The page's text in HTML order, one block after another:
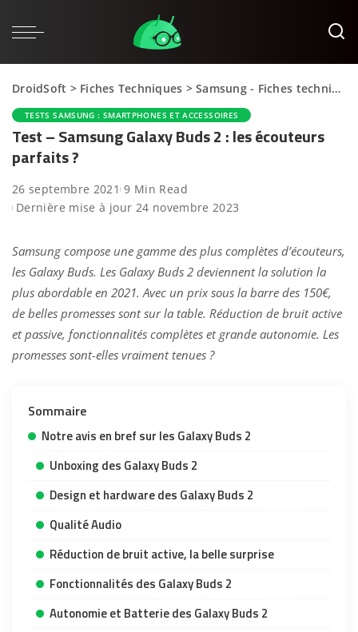
DroidSoft > Fiches Techniques >Samsung - Fiches techniques
TESTS SAMSUNG : SMARTPHONES ET ACCESSOIRES
Test – Samsung Galaxy Buds 2 : les écouteurs
parfaits ?
26 septembre 2021 9 Min Read
Dernière mise à jour 24 novembre 2023
Samsung compose une gamme des plus complètes d’écouteurs,
les Galaxy Buds. Les Galaxy Buds 2 deviennent la solution la
plus abordable en 2021. Avec un prix sous la barre des 150€,
de belles promesses sont sur la table. Réduction de bruit active
et passive, fonctionnalités complètes et grande autonomie. Les
promesses sont-elles vraiment tenues ?
Sommaire
Notre avis en bref sur les Galaxy Buds 2
Unboxing des Galaxy Buds 2
Design et hardware des Galaxy Buds 2
Qualité Audio
Réduction de bruit active, la belle surprise
Fonctionnalités des Galaxy Buds 2
Autonomie et Batterie des Galaxy Buds 2